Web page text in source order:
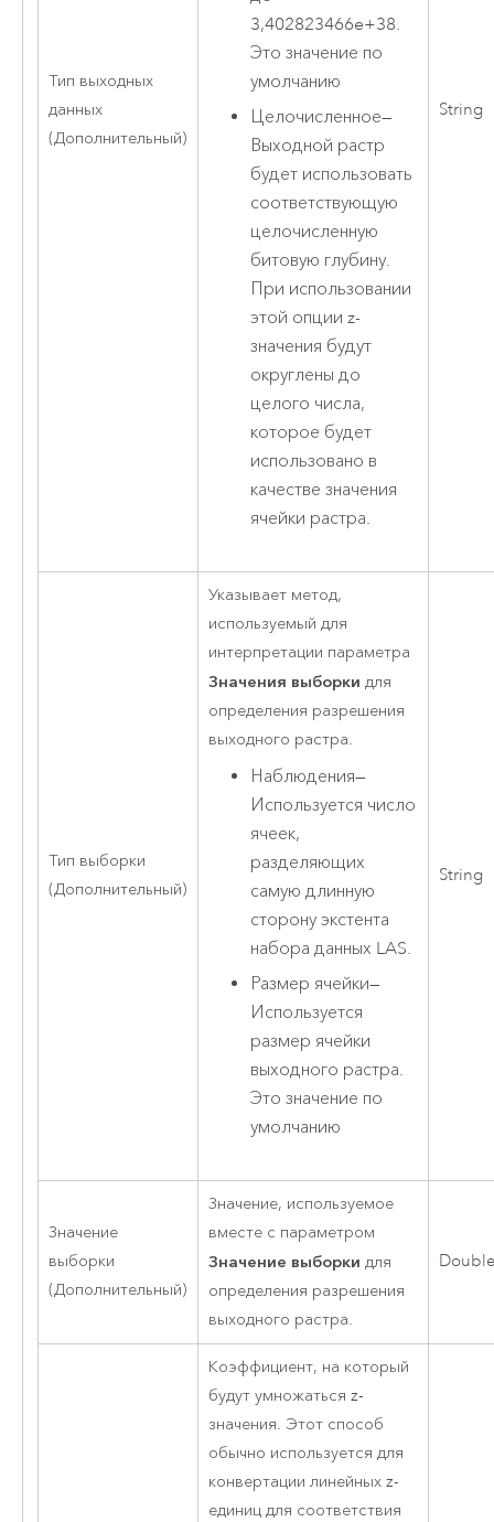
Тип выходных
данных
(Дополнительный)
3,402823466e+38.
Это значение по
умолчанию
Целочисленное—
Выходной растр
будет использовать
соответствующую
целочисленную
битовую глубину.
При использовании
этой опции z-
значения будут
округлены до
целого числа,
которое будет
использовано в
качестве значения
ячейки растра.
String
Тип выборки
(Дополнительный)
Указывает метод,
используемый для
интерпретации параметра
Значения выборки для
определения разрешения
выходного растра.
Наблюдения—
Используется число
ячеек,
разделяющих
самую длинную
сторону экстента
набора данных LAS.
Размер ячейки—
Используется
размер ячейки
выходного растра.
Это значение по
умолчанию
String
Значение
выборки
(Дополнительный)
Значение, используемое
вместе с параметром
Значение выборки для
определения разрешения
выходного растра.
Коэффициент, на который
будут умножаться z-
значения. Этот способ
обычно используется для
конвертации линейных z-
единиц для соответствия